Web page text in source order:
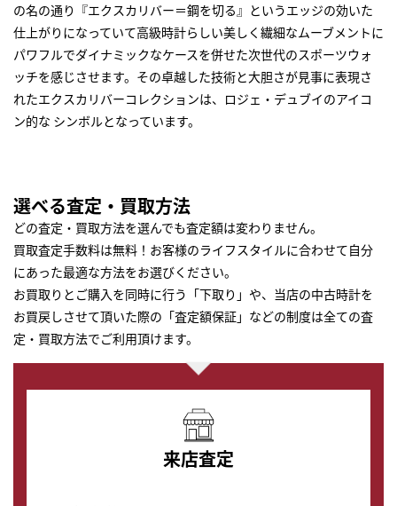
の名の通り『エクスカリバー＝鋼を切る』というエッジの効いた
仕上がりになっていて高級時計らしい美しく繊細なムーブメントに
パワフルでダイナミックなケースを併せた次世代のスポーツウォ
ッチを感じさせます。その卓越した技術と大胆さが見事に表現さ
れたエクスカリバーコレクションは、ロジェ・デュブイのアイコ
ン的な シンボルとなっています。
選べる査定・買取方法
どの査定・買取方法を選んでも査定額は変わりません。
買取査定手数料は無料！お客様のライフスタイルに合わせて自分
にあった最適な方法をお選びください。
お買取りとご購入を同時に行う「下取り」や、当店の中古時計を
お買戻しさせて頂いた際の「査定額保証」などの制度は全ての査
定・買取方法でご利用頂けます。
来店査定